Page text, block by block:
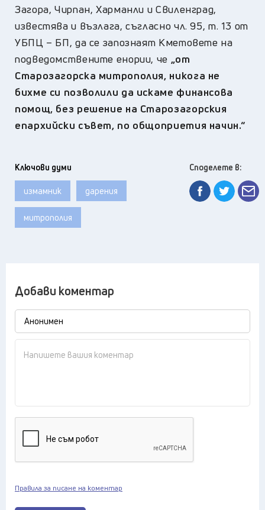
Загора, Чирпан, Харманли и Свиленград,
известява и възлага, съгласно чл. 95, т. 13 от
УБПЦ – БП, да се запознаят Кметовете на
подведомствените енории, че „от
Старозагорска митрополия, никога не
бихме си позволили да искаме финансова
помощ, без решение на Старозагорския
епархийски съвет, по общоприетия начин.“
Ключови думи
измамник дарения
митрополия
Споделете в:
Добави коментар
Правила за писане на коментар